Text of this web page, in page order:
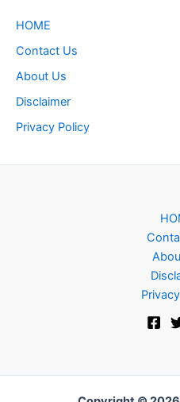
HOME
Contact Us
About Us
Disclaimer
Privacy Policy